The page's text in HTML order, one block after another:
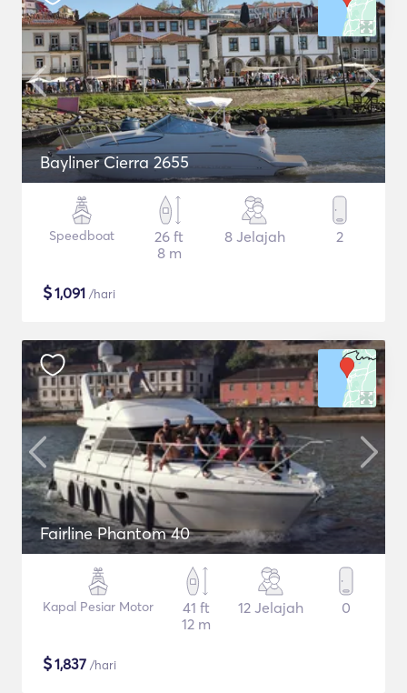
Bayliner Cierra 2655
Speedboat
26 ft
8 m
8 Jelajah 2
$1,091 /hari
Fairline Phantom 40
Kapal Pesiar Motor
41 ft
12 m
12 Jelajah 0
$1,837 /hari